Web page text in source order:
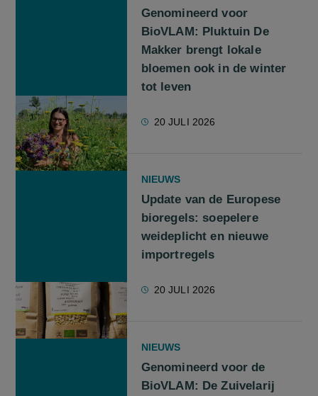
Genomineerd voor
BioVLAM: Pluktuin De
Makker brengt lokale
bloemen ook in de winter
tot leven
20 JULI 2026
NIEUWS
Update van de Europese
bioregels: soepelere
weideplicht en nieuwe
importregels
20 JULI 2026
NIEUWS
Genomineerd voor de
BioVLAM: De Zuivelarij